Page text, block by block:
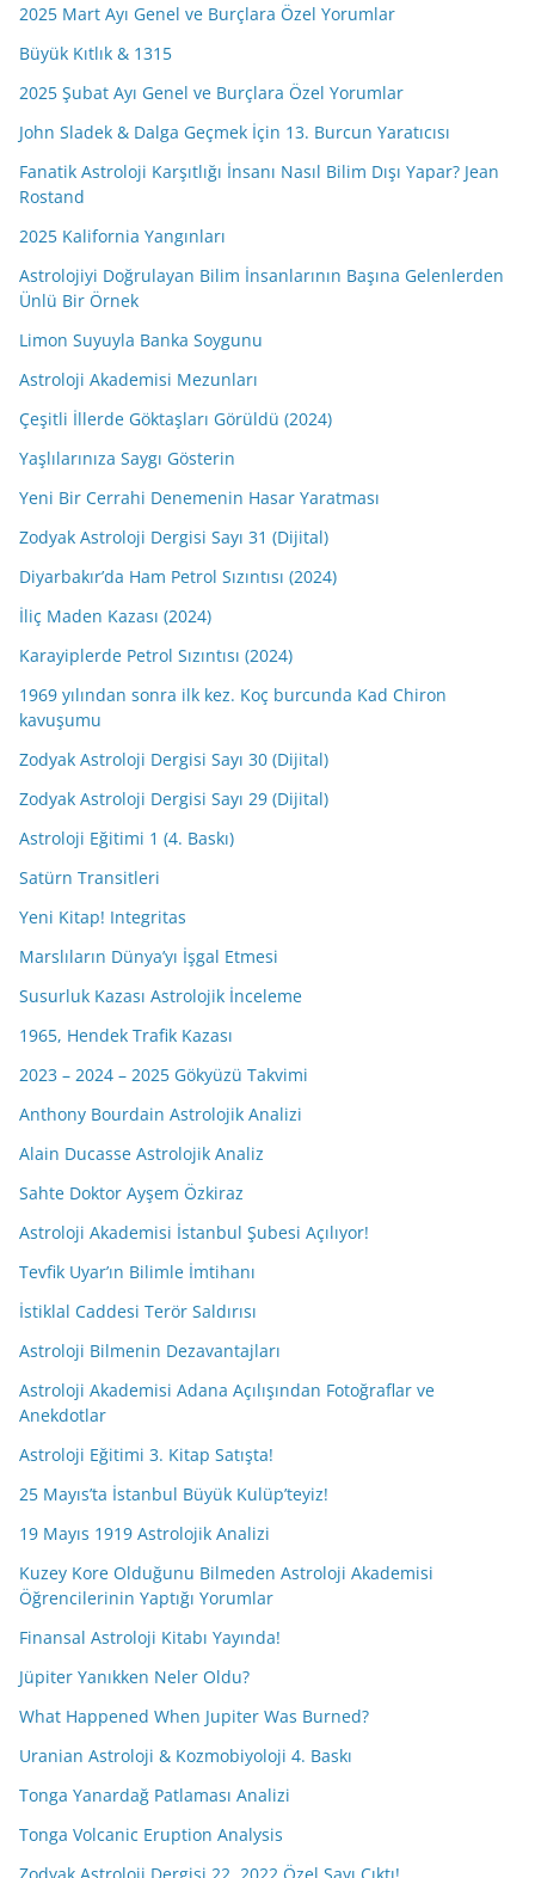
2025 Mart Ayı Genel ve Burçlara Özel Yorumlar
Büyük Kıtlık & 1315
2025 Şubat Ayı Genel ve Burçlara Özel Yorumlar
John Sladek & Dalga Geçmek İçin 13. Burcun Yaratıcısı
Fanatik Astroloji Karşıtlığı İnsanı Nasıl Bilim Dışı Yapar? Jean
Rostand
2025 Kalifornia Yangınları
Astrolojiyi Doğrulayan Bilim İnsanlarının Başına Gelenlerden
Ünlü Bir Örnek
Limon Suyuyla Banka Soygunu
Astroloji Akademisi Mezunları
Çeşitli İllerde Göktaşları Görüldü (2024)
Yaşlılarınıza Saygı Gösterin
Yeni Bir Cerrahi Denemenin Hasar Yaratması
Zodyak Astroloji Dergisi Sayı 31 (Dijital)
Diyarbakır’da Ham Petrol Sızıntısı (2024)
İliç Maden Kazası (2024)
Karayiplerde Petrol Sızıntısı (2024)
1969 yılından sonra ilk kez. Koç burcunda Kad Chiron
kavuşumu
Zodyak Astroloji Dergisi Sayı 30 (Dijital)
Zodyak Astroloji Dergisi Sayı 29 (Dijital)
Astroloji Eğitimi 1 (4. Baskı)
Satürn Transitleri
Yeni Kitap! Integritas
Marslıların Dünya’yı İşgal Etmesi
Susurluk Kazası Astrolojik İnceleme
1965, Hendek Trafik Kazası
2023 – 2024 – 2025 Gökyüzü Takvimi
Anthony Bourdain Astrolojik Analizi
Alain Ducasse Astrolojik Analiz
Sahte Doktor Ayşem Özkiraz
Astroloji Akademisi İstanbul Şubesi Açılıyor!
Tevfik Uyar’ın Bilimle İmtihanı
İstiklal Caddesi Terör Saldırısı
Astroloji Bilmenin Dezavantajları
Astroloji Akademisi Adana Açılışından Fotoğraflar ve
Anekdotlar
Astroloji Eğitimi 3. Kitap Satışta!
25 Mayıs’ta İstanbul Büyük Kulüp’teyiz!
19 Mayıs 1919 Astrolojik Analizi
Kuzey Kore Olduğunu Bilmeden Astroloji Akademisi
Öğrencilerinin Yaptığı Yorumlar
Finansal Astroloji Kitabı Yayında!
Jüpiter Yanıkken Neler Oldu?
What Happened When Jupiter Was Burned?
Uranian Astroloji & Kozmobiyoloji 4. Baskı
Tonga Yanardağ Patlaması Analizi
Tonga Volcanic Eruption Analysis